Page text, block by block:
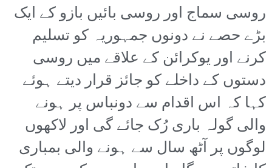
روسی سماج اور روسی بائیں بازو کے ایک
بڑے حصے نے دونوں جمہوریہ کو تسلیم
کرنے اور یوکرائن کے علاقے میں روسی
دستوں کے داخلے کو جائز قرار دیتے ہوئے
کہا کہ اس اقدام سے دونباس پر ہونے
والی گولہ باری رُک جائے گی اور لاکھوں
لوگوں پر آٹھ سال سے ہونے والی بمباری